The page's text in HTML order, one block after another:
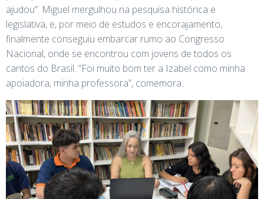
ajudou”. Miguel mergulhou na pesquisa histórica e
legislativa, e, por meio de estudos e encorajamento,
finalmente conseguiu embarcar rumo ao Congresso
Nacional, onde se encontrou com jovens de todos os
cantos do Brasil. “Foi muito bom ter a Izabel como minha
apoiadora, minha professora”, comemora.